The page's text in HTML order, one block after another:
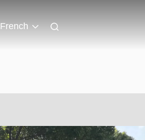
French